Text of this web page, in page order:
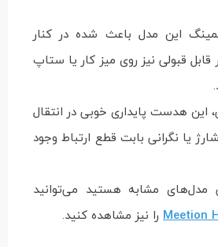
این مدل باعث شده در کنار
قبولی نیز روی میز کار یا ستاپ
این هدست پایداری خوبی در انتقال
یا نگرانی بابت قطع ارتباط وجود
مدل‌های مشابه هستید می‌توانید
Meetion را نیز مشاهده کنید.